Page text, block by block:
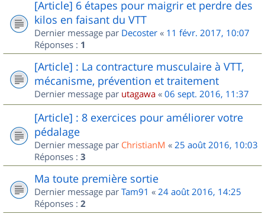
[Article] 6 étapes pour maigrir et perdre des
kilos en faisant du VTT
Dernier message par Decoster « 11 févr. 2017, 10:07
Réponses : 1
[Article] : La contracture musculaire à VTT,
mécanisme, prévention et traitement
Dernier message par utagawa « 06 sept. 2016, 11:37
[Article] : 8 exercices pour améliorer votre
pédalage
Dernier message par ChristianM « 25 août 2016, 10:03
Réponses : 3
Ma toute première sortie
Dernier message par Tam91 « 24 août 2016, 14:25
Réponses : 2